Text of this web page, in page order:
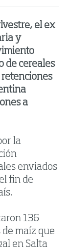
el ex
y
de cereales
a
la
enviados
fin de
136
maíz que
en Salta